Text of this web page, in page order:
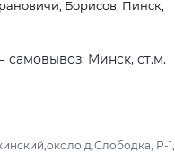
Борисов, Пинск,
самовывоз: Минск, ст.м.
д.Слободка, Р-1,